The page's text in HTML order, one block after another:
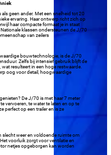
geen ander. Met een snelheid tot 20
ervaring. Haar ontwerp richt zich op
haar compacte formaat je in staat
klassen ondersteunen de J/70
van zeilers
bouwtechnologie, is de J/70
Zelfs bij intensief gebruik blijft de
resulteert in een hoge restwaarde.
oog voor detail, hoogwaardige
De J/70 is met haar 7 meter
vervoeren, te water te laten en op te
perfect op een trailer en is ze
slecht weer en voldoende ruimte om
voorluik zorgt voor ventilatie en
netjes opgeborgen kan worden